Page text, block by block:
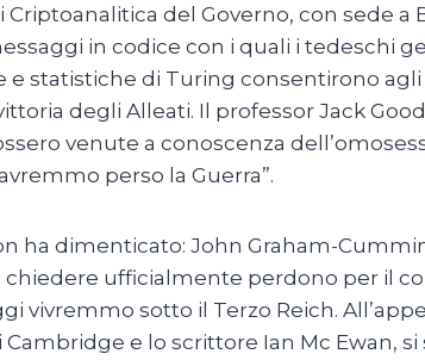
del Governo, con sede a
in codice con i quali i tedeschi
statistiche di Turing consentirono
degli Alleati. Il professor Jack
venute a conoscenza
perso la Guerra”.
ha dimenticato: John Graham-
chiedere ufficialmente perdono per il
vivremmo sotto il Terzo Reich.
e lo scrittore Ian Mc Ewan,